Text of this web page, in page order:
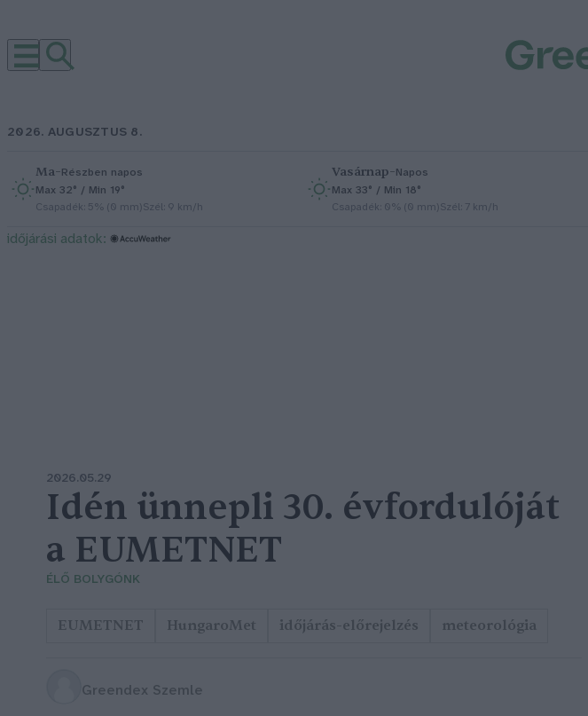
2026. AUGUSZTUS 8.
Ma–Részben napos
Max 32° / Min 19°
Csapadék: 5% (0 mm)Szél: 9 km/h
Vasárnap–Napos
Max 33° / Min 18°
Csapadék: 0% (0 mm)Szél: 7 km/h
időjárási adatok:
2026.05.29
Idén ünnepli 30. évfordulóját
a EUMETNET
ÉLŐ BOLYGÓNK
EUMETNET HungaroMet időjárás-előrejelzés meteorológia
Greendex Szemle